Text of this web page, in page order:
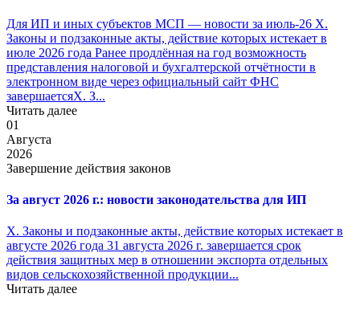
Для ИП и иных субъектов МСП — новости за июль-26 X.
Законы и подзаконные акты, действие которых истекает в
июле 2026 года Ранее продлённая на год возможность
представления налоговой и бухгалтерской отчётности в
электронном виде через официальный сайт ФНС
завершаетсяX. З...
Читать далее
01
Августа
2026
Завершение действия законов
За август 2026 г.: новости законодательства для ИП
X. Законы и подзаконные акты, действие которых истекает в
августе 2026 года 31 августа 2026 г. завершается срок
действия защитных мер в отношении экспорта отдельных
видов сельскохозяйственной продукции...
Читать далее